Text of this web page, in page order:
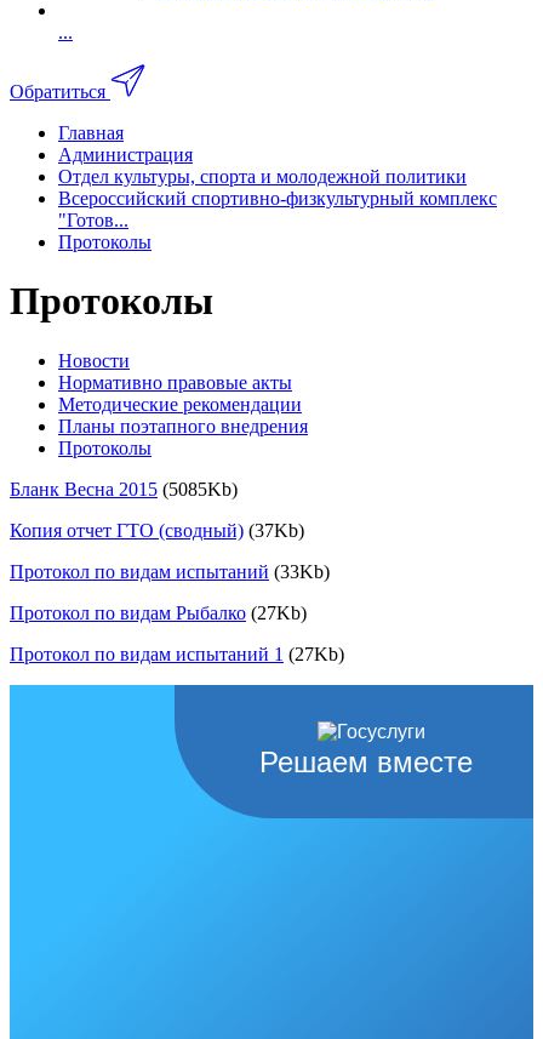
...
Обратиться
Главная
Администрация
Отдел культуры, спорта и молодежной политики
Всероссийский спортивно-физкультурный комплекс
"Готов...
Протоколы
Протоколы
Новости
Нормативно правовые акты
Методические рекомендации
Планы поэтапного внедрения
Протоколы
Бланк Весна 2015 (5085Kb)
Копия отчет ГТО (сводный) (37Kb)
Протокол по видам испытаний (33Kb)
Протокол по видам Рыбалко (27Kb)
Протокол по видам испытаний 1 (27Kb)
Решаем вместе